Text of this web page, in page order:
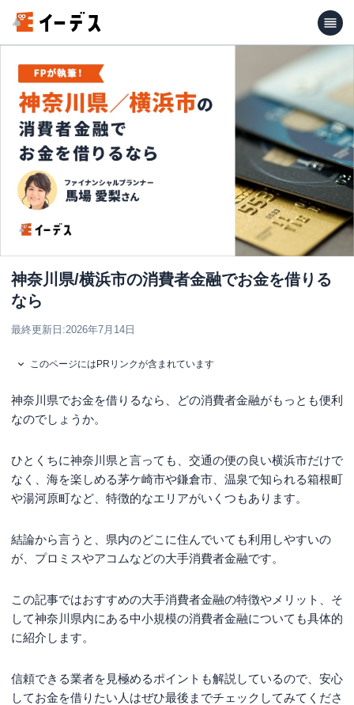
神奈川県/横浜市の消費者金融でお金を借りる
なら
最終更新日:2026年7月14日
このページにはPRリンクが含まれています
神奈川県でお金を借りるなら、どの消費者金融がもっとも便利
なのでしょうか。
ひとくちに神奈川県と言っても、交通の便の良い横浜市だけで
なく、海を楽しめる茅ケ崎市や鎌倉市、温泉で知られる箱根町
や湯河原町など、特徴的なエリアがいくつもあります。
結論から言うと、県内のどこに住んでいても利用しやすいの
が、プロミスやアコムなどの大手消費者金融です。
この記事ではおすすめの大手消費者金融の特徴やメリット、そ
して神奈川県内にある中小規模の消費者金融についても具体的
に紹介します。
信頼できる業者を見極めるポイントも解説しているので、安心
してお金を借りたい人はぜひ最後までチェックしてみてくださ